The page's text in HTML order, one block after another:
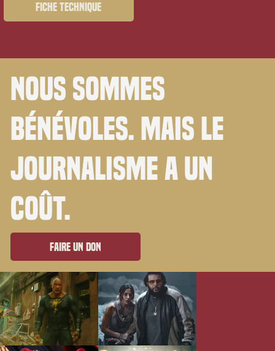
Fiche technique
Nous sommes
bénévoles. Mais le
journalisme a un
coût.
Faire un don